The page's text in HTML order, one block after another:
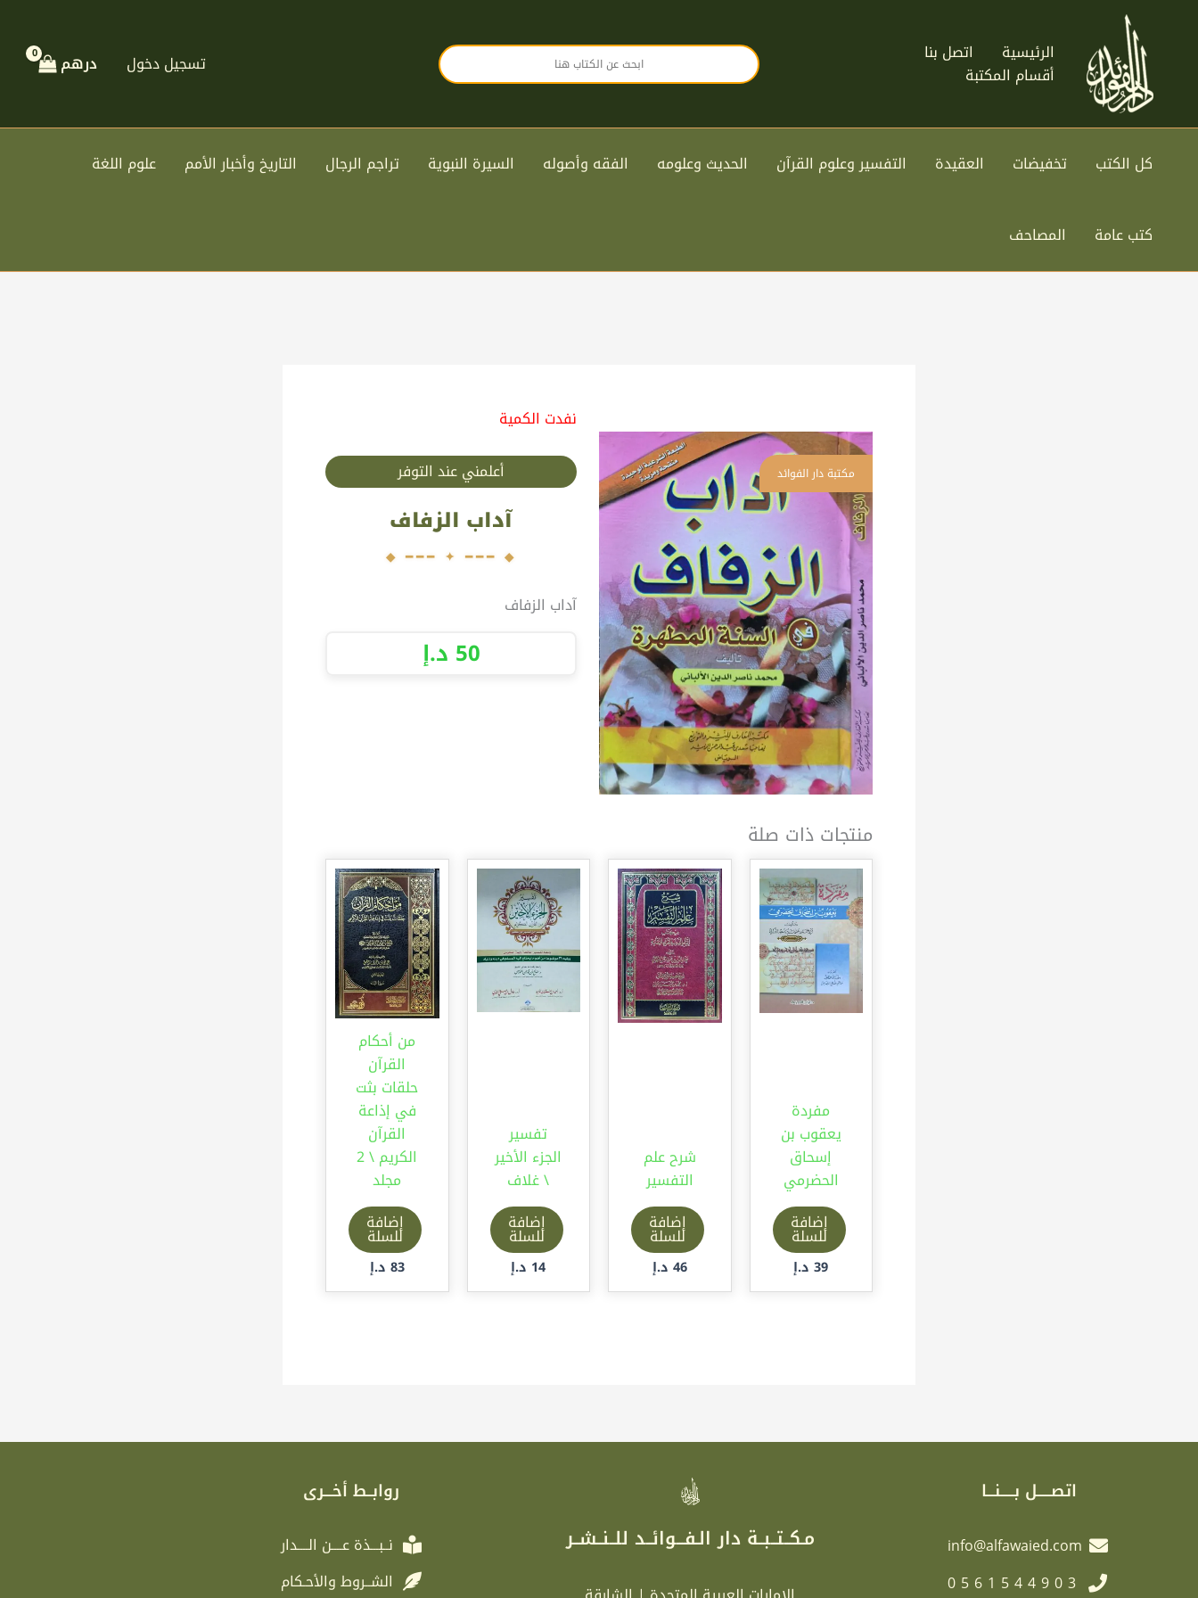
الرئيسية
اتصل بنا
أقسام المكتبة
تسجيل دخول درهم
كل الكتب تخفيضات العقيدة التفسير وعلوم القرآن الحديث وعلومه الفقه وأصوله السيرة النبوية تراجم الرجال التاريخ وأخبار الأمم علوم اللغة
كتب عامة المصاحف
آداب الزفاف
آداب الزفاف
نفدت الكمية
أعلمني عند التوفر
50 د.إ
منتجات ذات صلة
مفردة
يعقوب بن
إسحاق
الحضرمي
إضافة
للسلة
39 د.إ
شرح علم
التفسير
إضافة
للسلة
46 د.إ
تفسير
الجزء الأخير
\ غلاف
إضافة
للسلة
14 د.إ
من أحكام
القرآن
حلقات بثت
في إذاعة
القرآن
الكريم \ 2
مجلد
إضافة
للسلة
83 د.إ
اتصـــــل بـــــنـــا
info@alfawaied.com
0561544903
مـكــتــبــة دار الـفـــوائــد للــنــشــر
روابــط أخـــرى
نــبـــذة عــــن الــــدار
الشــروط والأحـكام